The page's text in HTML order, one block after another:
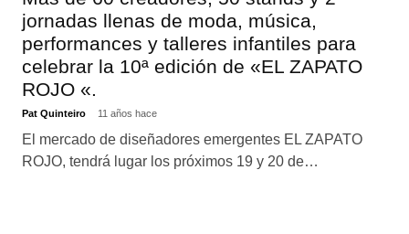
jornadas llenas de moda, música,
performances y talleres infantiles para
celebrar la 10ª edición de «EL ZAPATO
ROJO «.
Pat Quinteiro 11 años hace
El mercado de diseñadores emergentes EL ZAPATO
ROJO, tendrá lugar los próximos 19 y 20 de…